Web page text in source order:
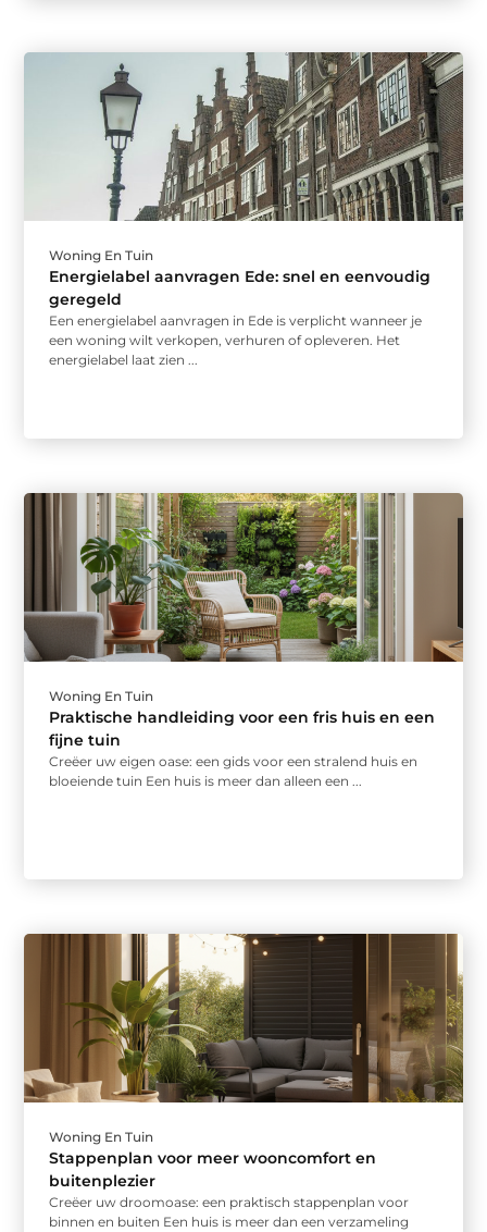
Woning En Tuin
Energielabel aanvragen Ede: snel en eenvoudig
geregeld
Een energielabel aanvragen in Ede is verplicht wanneer je
een woning wilt verkopen, verhuren of opleveren. Het
energielabel laat zien ...
Woning En Tuin
Praktische handleiding voor een fris huis en een
fijne tuin
Creëer uw eigen oase: een gids voor een stralend huis en
bloeiende tuin Een huis is meer dan alleen een ...
Woning En Tuin
Stappenplan voor meer wooncomfort en
buitenplezier
Creëer uw droomoase: een praktisch stappenplan voor
binnen en buiten Een huis is meer dan een verzameling